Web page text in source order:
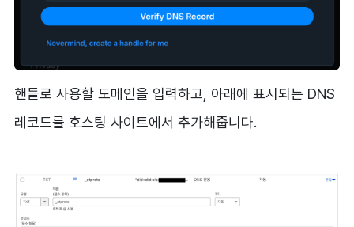
핸들로 사용할 도메인을 입력하고, 아래에 표시되는 DNS
레코드를 호스팅 사이트에서 추가해줍니다.